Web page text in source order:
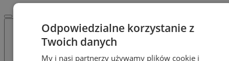
Odpowiedzialne korzystanie z
Twoich danych
My i nasi partnerzy używamy plików cookie i